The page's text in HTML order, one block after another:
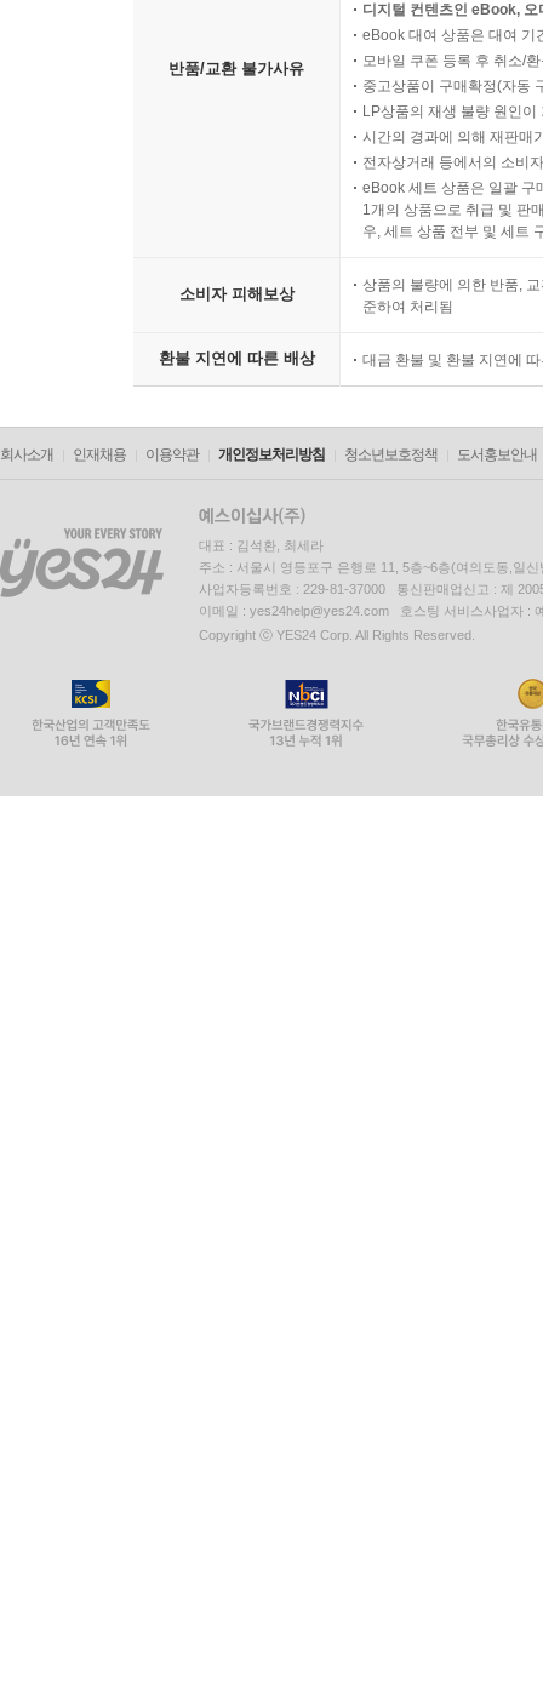
반품/교환 불가사유
디지털 컨텐츠인 eBook,
eBook 대여 상품은 대여 기
모바일 쿠폰 등록 후 취소/
중고상품이 구매확정(자동
LP상품의 재생 불량 원인
시간의 경과에 의해 재판매
전자상거래 등에서의 소비
eBook 세트 상품은 일괄 구
1개의 상품으로 취급 및 판
우, 세트 상품 전부 및 세트
소비자 피해보상
상품의 불량에 의한 반품,
준하여 처리됨
환불 지연에 따른 배상 대금 환불 및 환불 지연에
회사소개 인재채용 이용약관 개인정보처리방침 청소년보호정책 도서홍보안내
대표 : 김석환, 최세라
주소 : 서울시 영등포구 은행로 11, 5층~6층(여의도동,일신
사업자등록번호 : 229-81-37000 통신판매업신고 : 제
이메일 : yes24help@yes24.com 호스팅 서비스사업자 :
Copyright ⓒ YES24 Corp. All Rights Reserved.